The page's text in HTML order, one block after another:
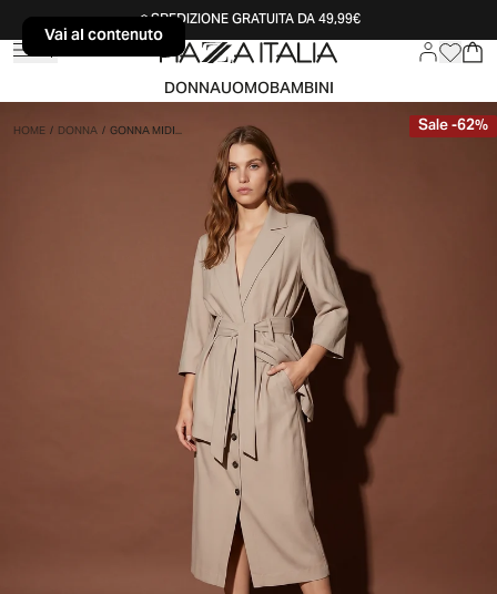
Vai al contenutoSPEDIZIONE GRATUITA DA 49,99€
DONNAUOMOBAMBINI
HOME/ DONNA/GONNA MIDI... Sale-62%
Vai al contenuto